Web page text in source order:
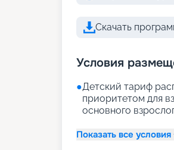
Скачать
Условия
●Детский тариф
приоритетом для
основного
Показать все условия